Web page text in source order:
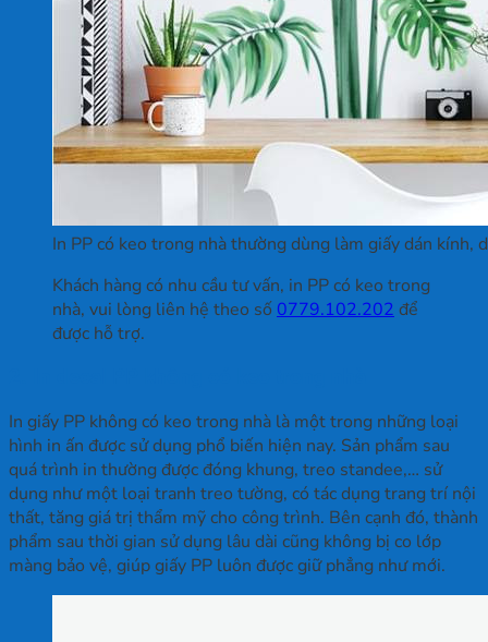
In PP có keo trong nhà thường dùng làm giấy dán kính,
Khách hàng có nhu cầu tư vấn, in PP có keo trong
nhà, vui lòng liên hệ theo số 0779.102.202 để
được hỗ trợ.
In giấy PP không có keo trong nhà là một trong những loại
hình in ấn được sử dụng phổ biến hiện nay. Sản phẩm sau
quá trình in thường được đóng khung, treo standee,… sử
dụng như một loại tranh treo tường, có tác dụng trang trí nội
thất, tăng giá trị thẩm mỹ cho công trình. Bên cạnh đó, thành
phẩm sau thời gian sử dụng lâu dài cũng không bị co lớp
màng bảo vệ, giúp giấy PP luôn được giữ phẳng như mới.